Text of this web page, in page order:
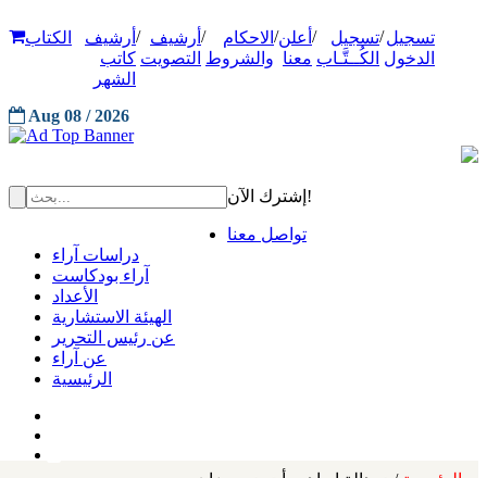
تسجيل
الدخول
/تسجيل
الكُــتَّـاب
/ أعلن
معنا
/ الاحكام
والشروط
/ أرشيف
التصويت
/ أرشيف
كاتب
الشهر
الكتاب
Aug 08 / 2026
إشترك الآن!
تواصل معنا
دراسات آراء
آراء بودكاست
الأعداد
الهيئة الاستشارية
عن رئيس التحرير
عن آراء
الرئيسية